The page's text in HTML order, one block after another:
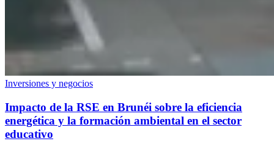
Inversiones y negocios
Impacto de la RSE en Brunéi sobre la eficiencia
energética y la formación ambiental en el sector
educativo